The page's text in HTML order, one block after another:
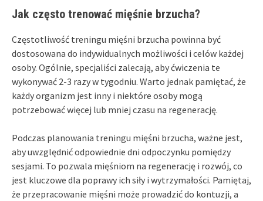
Jak często trenować mięśnie brzucha?
Częstotliwość treningu mięśni brzucha powinna być
dostosowana do indywidualnych możliwości i celów każdej
osoby. Ogólnie, specjaliści zalecają, aby ćwiczenia te
wykonywać 2-3 razy w tygodniu. Warto jednak pamiętać, że
każdy organizm jest inny i niektóre osoby mogą
potrzebować więcej lub mniej czasu na regenerację.
Podczas planowania treningu mięśni brzucha, ważne jest,
aby uwzględnić odpowiednie dni odpoczynku pomiędzy
sesjami. To pozwala mięśniom na regenerację i rozwój, co
jest kluczowe dla poprawy ich siły i wytrzymałości. Pamiętaj,
że przepracowanie mięśni może prowadzić do kontuzji, a